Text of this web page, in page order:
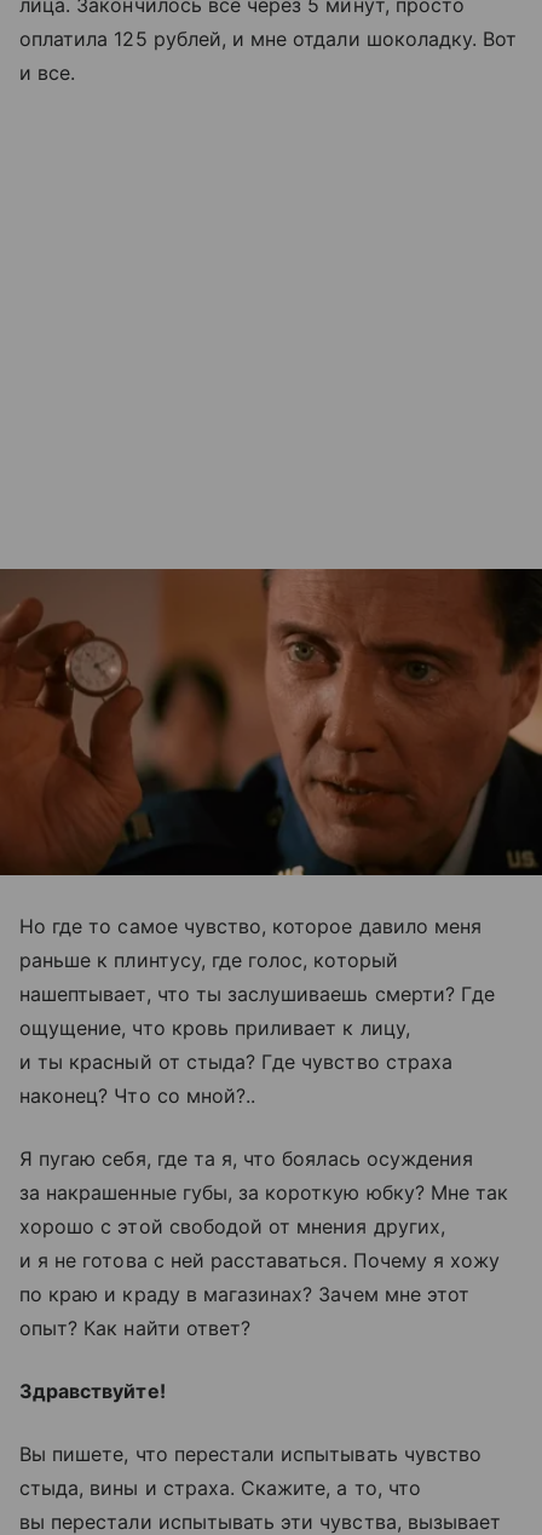
лица. Закончилось все через 5 минут, просто
оплатила 125 рублей, и мне отдали шоколадку. Вот
и все.
Но где то самое чувство, которое давило меня
раньше к плинтусу, где голос, который
нашептывает, что ты заслушиваешь смерти? Где
ощущение, что кровь приливает к лицу,
и ты красный от стыда? Где чувство страха
наконец? Что со мной?..
Я пугаю себя, где та я, что боялась осуждения
за накрашенные губы, за короткую юбку? Мне так
хорошо с этой свободой от мнения других,
и я не готова с ней расставаться. Почему я хожу
по краю и краду в магазинах? Зачем мне этот
опыт? Как найти ответ?
Здравствуйте!
Вы пишете, что перестали испытывать чувство
стыда, вины и страха. Скажите, а то, что
вы перестали испытывать эти чувства, вызывает